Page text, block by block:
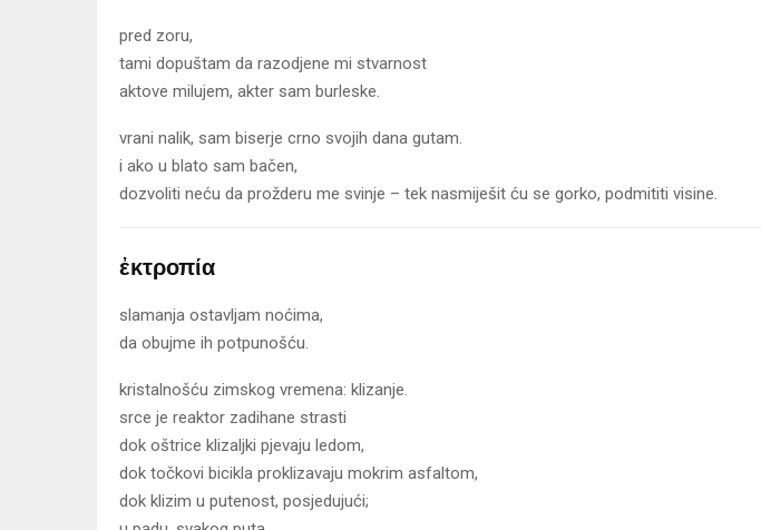
pred zoru,
tami dopuštam da razodjene mi stvarnost
aktove milujem, akter sam burleske.
vrani nalik, sam biserje crno svojih dana gutam.
i ako u blato sam bačen,
dozvoliti neću da prožderu me svinje – tek nasmiješit ću se gorko, podmititi visine.
ἐκτροπία
slamanja ostavljam noćima,
da obujme ih potpunošću.
kristalnošću zimskog vremena: klizanje.
srce je reaktor zadihane strasti
dok oštrice klizaljki pjevaju ledom,
dok točkovi bicikla proklizavaju mokrim asfaltom,
dok klizim u putenost, posjedujući;